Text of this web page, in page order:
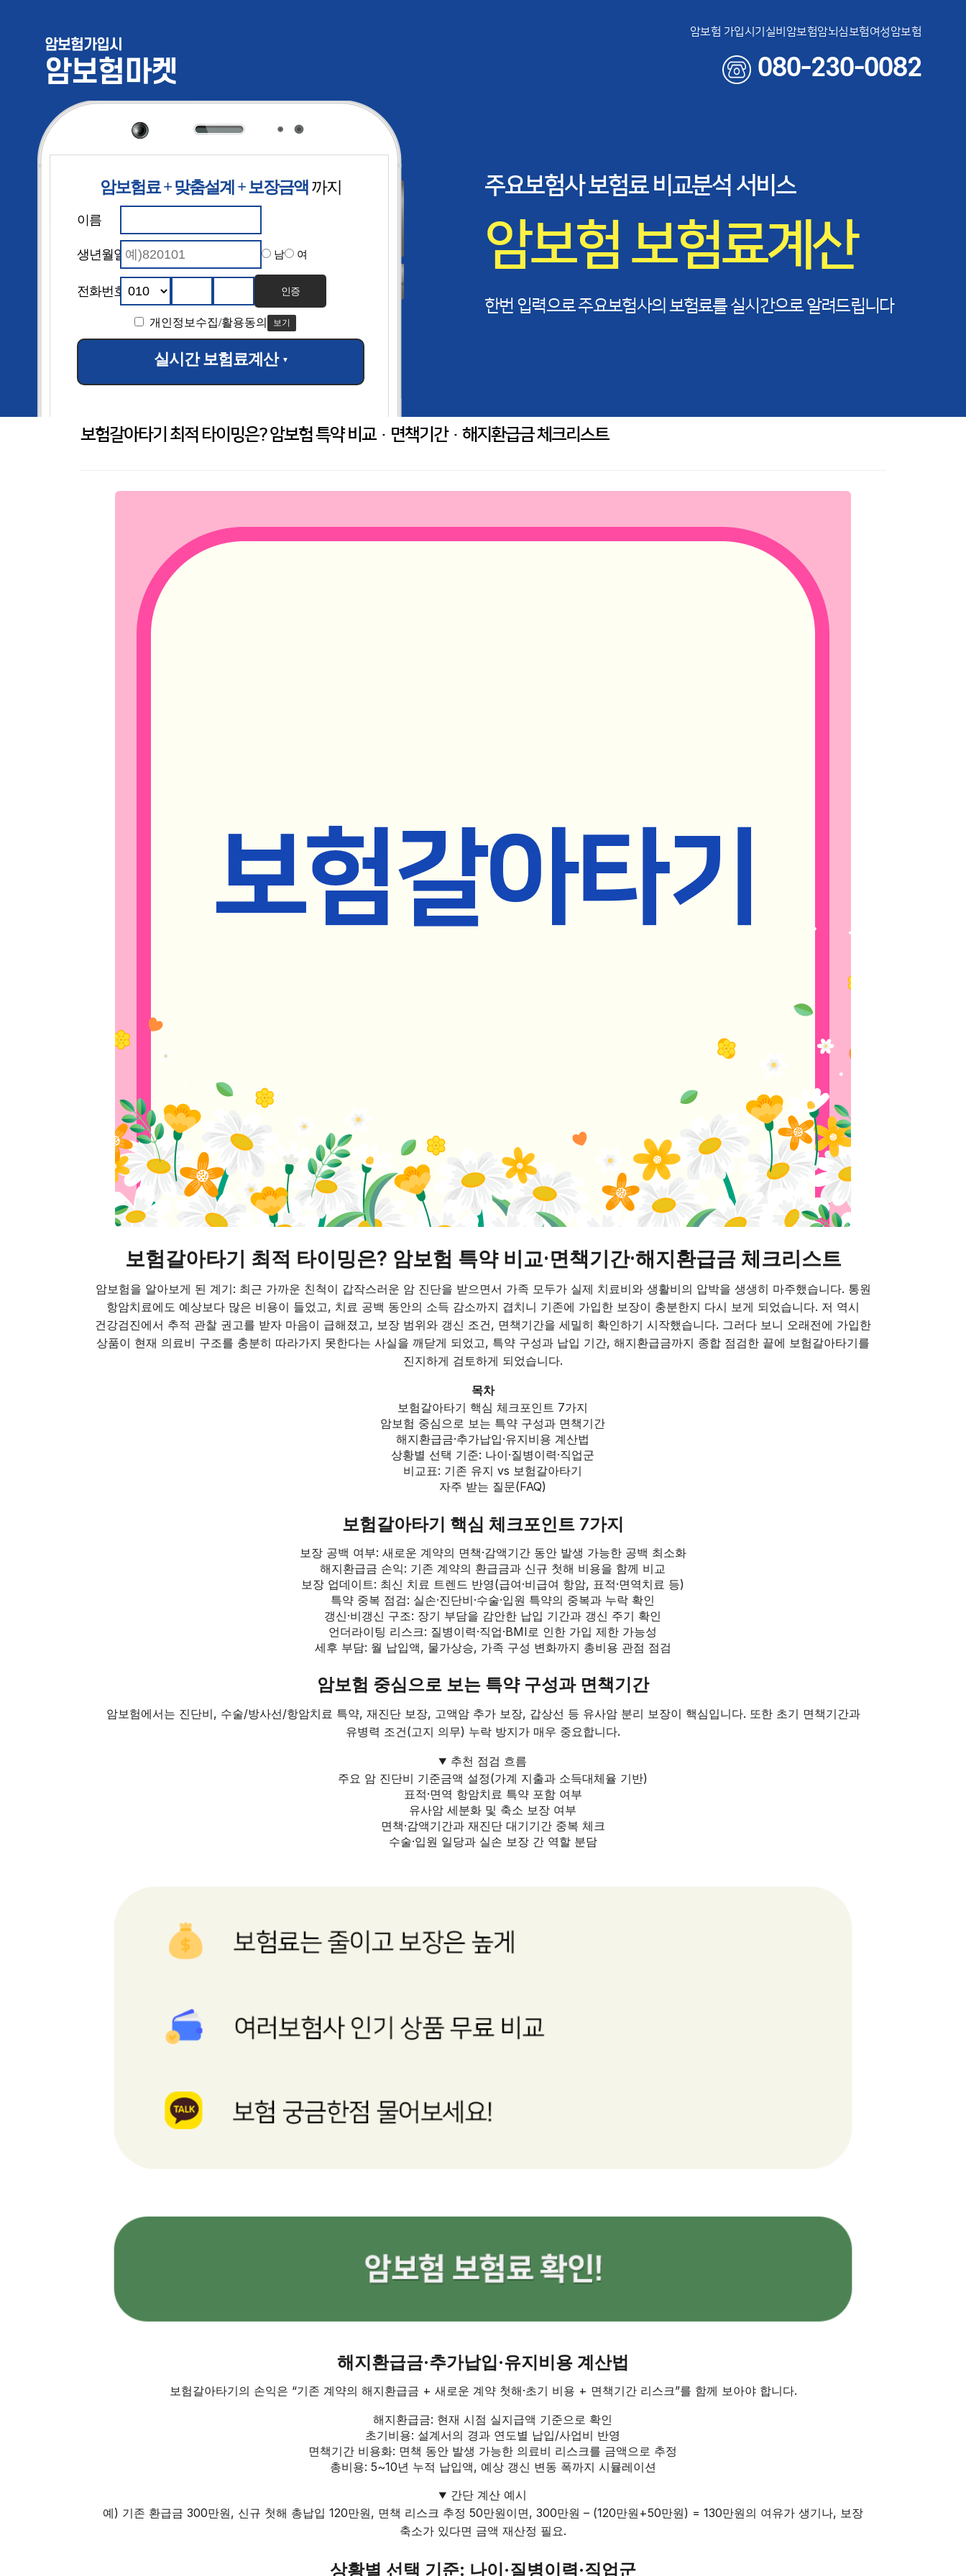
암보험가입시
암보험마켓
암보험 가입시기 실비암보험암뇌심보험여성암보험
080-230-0082
암보험 보험료계산
암보험료 + 맞춤설계 + 보장금액 까지
이름
생년월일 남 여
전화번호 인증
개인정보수집/활용동의 보기
실시간 보험료계산 ▼
주요보험사 보험료 비교분석 서비스
암보험 보험료계산
한번 입력으로 주요보험사의 보험료를 실시간으로 알려드립니다
보험갈아타기 최적 타이밍은? 암보험 특약 비교·면책기간·해지환급금 체크리스트
보험갈아타기 최적 타이밍은? 암보험 특약 비교·면책기간·해지환급금 체크리스트
암보험을 알아보게 된 계기: 최근 가까운 친척이 갑작스러운 암 진단을 받으면서 가족 모두가 실제 치료비와 생활비의 압박을 생생히 마주했습니다. 통원
항암치료에도 예상보다 많은 비용이 들었고, 치료 공백 동안의 소득 감소까지 겹치니 기존에 가입한 보장이 충분한지 다시 보게 되었습니다. 저 역시
건강검진에서 추적 관찰 권고를 받자 마음이 급해졌고, 보장 범위와 갱신 조건, 면책기간을 세밀히 확인하기 시작했습니다. 그러다 보니 오래전에 가입한
상품이 현재 의료비 구조를 충분히 따라가지 못한다는 사실을 깨닫게 되었고, 특약 구성과 납입 기간, 해지환급금까지 종합 점검한 끝에 보험갈아타기를
진지하게 검토하게 되었습니다.
목차
보험갈아타기 핵심 체크포인트 7가지
암보험 중심으로 보는 특약 구성과 면책기간
해지환급금·추가납입·유지비용 계산법
상황별 선택 기준: 나이·질병이력·직업군
비교표: 기존 유지 vs 보험갈아타기
자주 받는 질문(FAQ)
보험갈아타기 핵심 체크포인트 7가지
보장 공백 여부: 새로운 계약의 면책·감액기간 동안 발생 가능한 공백 최소화
해지환급금 손익: 기존 계약의 환급금과 신규 첫해 비용을 함께 비교
보장 업데이트: 최신 치료 트렌드 반영(급여·비급여 항암, 표적·면역치료 등)
특약 중복 점검: 실손·진단비·수술·입원 특약의 중복과 누락 확인
갱신·비갱신 구조: 장기 부담을 감안한 납입 기간과 갱신 주기 확인
언더라이팅 리스크: 질병이력·직업·BMI로 인한 가입 제한 가능성
세후 부담: 월 납입액, 물가상승, 가족 구성 변화까지 총비용 관점 점검
암보험 중심으로 보는 특약 구성과 면책기간
암보험에서는 진단비, 수술/방사선/항암치료 특약, 재진단 보장, 고액암 추가 보장, 갑상선 등 유사암 분리 보장이 핵심입니다. 또한 초기 면책기간과
유병력 조건(고지 의무) 누락 방지가 매우 중요합니다.
추천 점검 흐름
주요 암 진단비 기준금액 설정(가계 지출과 소득대체율 기반)
표적·면역 항암치료 특약 포함 여부
유사암 세분화 및 축소 보장 여부
면책·감액기간과 재진단 대기기간 중복 체크
수술·입원 일당과 실손 보장 간 역할 분담
해지환급금·추가납입·유지비용 계산법
보험갈아타기의 손익은 “기존 계약의 해지환급금 + 새로운 계약 첫해·초기 비용 + 면책기간 리스크”를 함께 보아야 합니다.
해지환급금: 현재 시점 실지급액 기준으로 확인
초기비용: 설계서의 경과 연도별 납입/사업비 반영
면책기간 비용화: 면책 동안 발생 가능한 의료비 리스크를 금액으로 추정
총비용: 5~10년 누적 납입액, 예상 갱신 변동 폭까지 시뮬레이션
간단 계산 예시
예) 기존 환급금 300만원, 신규 첫해 총납입 120만원, 면책 리스크 추정 50만원이면, 300만원 – (120만원+50만원) = 130만원의 여유가 생기나, 보장
축소가 있다면 금액 재산정 필요.
상황별 선택 기준: 나이·질병이력·직업군